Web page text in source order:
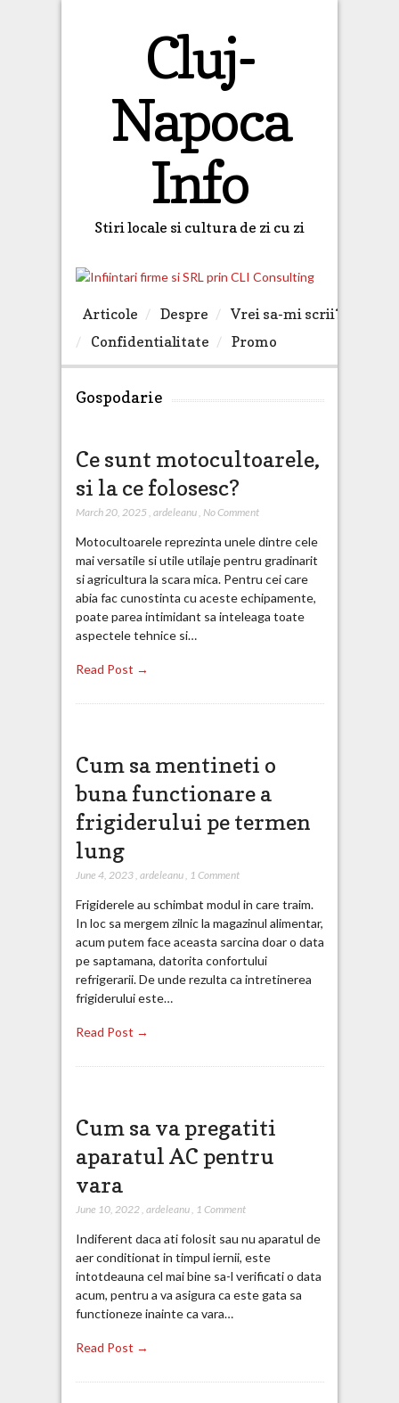
Cluj-
Napoca
Info
Stiri locale si cultura de zi cu zi
Articole Despre
Vrei sa-mi scrii?
Confidentialitate
Promo
Gospodarie
Ce sunt motocultoarele,
si la ce folosesc?
March 20, 2025 ardeleanu, No Comment
Motocultoarele reprezinta unele dintre cele
mai versatile si utile utilaje pentru gradinarit
si agricultura la scara mica. Pentru cei care
abia fac cunostinta cu aceste echipamente,
poate parea intimidant sa inteleaga toate
aspectele tehnice si…
Read Post →
Cum sa mentineti o
buna functionare a
frigiderului pe termen
lung
June 4, 2023, ardeleanu, 1 Comment
Frigiderele au schimbat modul in care traim.
In loc sa mergem zilnic la magazinul alimentar,
acum putem face aceasta sarcina doar o data
pe saptamana, datorita confortului
refrigerarii. De unde rezulta ca intretinerea
frigiderului este…
Read Post →
Cum sa va pregatiti
aparatul AC pentru
vara
June 10, 2022, ardeleanu, 1 Comment
Indiferent daca ati folosit sau nu aparatul de
aer conditionat in timpul iernii, este
intotdeauna cel mai bine sa-l verificati o data
acum, pentru a va asigura ca este gata sa
functioneze inainte ca vara…
Read Post →